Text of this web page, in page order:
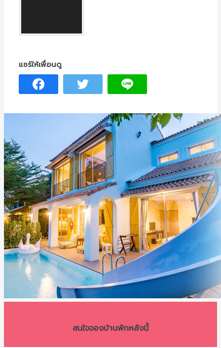
สนใจจองบ้านพักหลังนี้